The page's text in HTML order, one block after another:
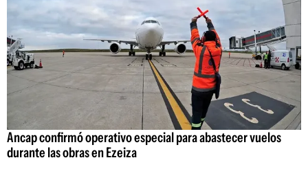
Ancap confirmó operativo especial para abastecer vuelos
durante las obras en Ezeiza